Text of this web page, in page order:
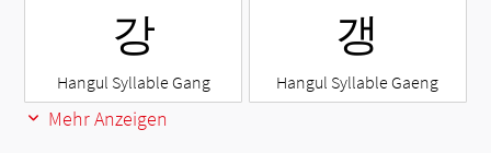
강
Hangul Syllable Gang
갱
Hangul Syllable Gaeng
Mehr Anzeigen